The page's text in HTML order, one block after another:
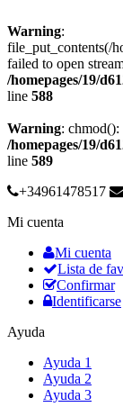
Warning:
file_put_contents(/
failed to open
/homepages/19/
line 588
Warning:
/homepages/19/
line 589
+34961478517
Mi cuenta
Mi cuenta
Lista de
Confirmar
Identificarse
Ayuda
Ayuda 1
Ayuda 2
Ayuda 3